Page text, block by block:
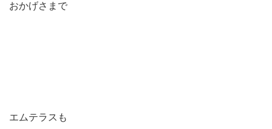
おかげさまで
エムテラスも